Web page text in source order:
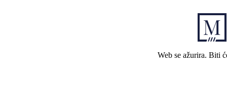
Web se ažurira. Biti